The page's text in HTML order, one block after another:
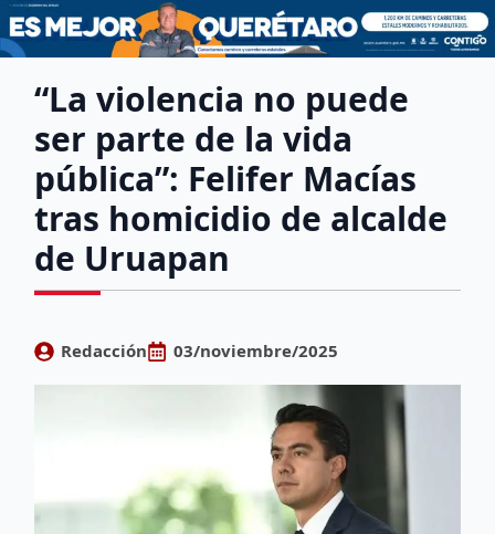
“La violencia no puede
ser parte de la vida
pública”: Felifer Macías
tras homicidio de alcalde
de Uruapan
Redacción 03/noviembre/2025